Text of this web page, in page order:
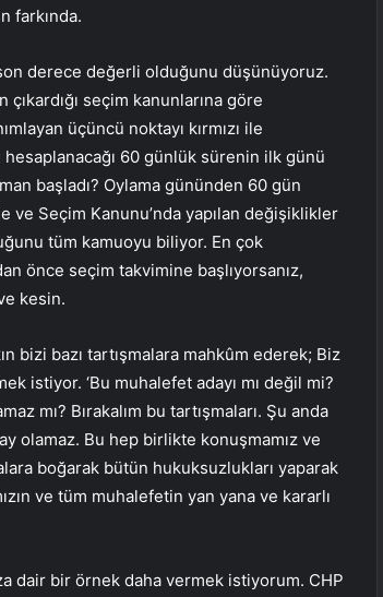
farkında.
derece değerli olduğunu düşünüyoruz.
seçim kanunlarına göre
üçüncü noktayı kırmızı ile
60 günlük sürenin ilk günü
başladı? Oylama gününden 60 gün
ve Seçim Kanunu’nda yapılan değişiklikler
tüm kamuoyu biliyor. En çok
önce seçim takvimine başlıyorsanız,
kesin.
bizi bazı tartışmalara mahkûm ederek; Biz
istiyor. ‘Bu muhalefet adayı mı değil mi?
mı? Bırakalım bu tartışmaları. Şu anda
olamaz. Bu hep birlikte konuşmamız ve
boğarak bütün hukuksuzlukları yaparak
ve tüm muhalefetin yan yana ve kararlı
dair bir örnek daha vermek istiyorum. CHP